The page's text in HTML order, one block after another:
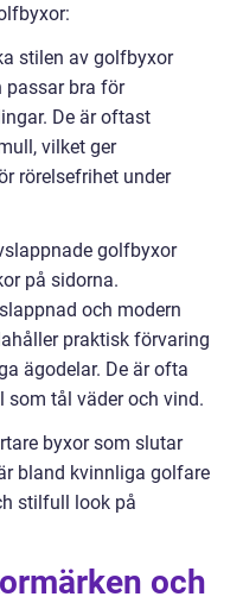
stilen av golfbyxor
passar bra för
De är oftast
vilket ger
rörelsefrihet under
golfbyxor
på sidorna.
och modern
praktisk förvaring
ägodelar. De är ofta
tål väder och vind.
byxor som slutar
bland kvinnliga golfare
stilfull look på
och